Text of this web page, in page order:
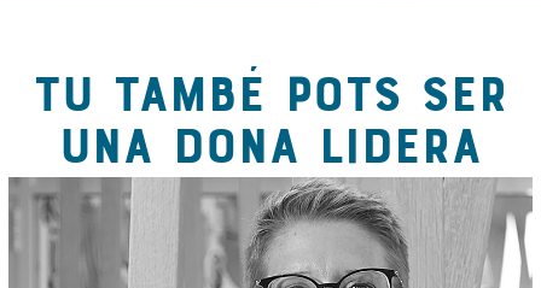
TU TAMBÉ POTS SER
UNA DONA LIDERA